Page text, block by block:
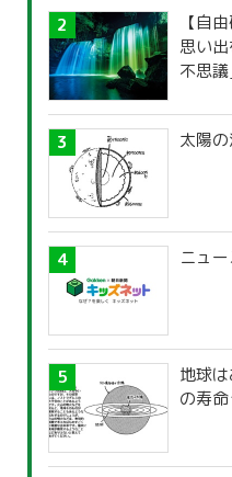
【自
思い
不思
太陽
ニュー
地球
の寿